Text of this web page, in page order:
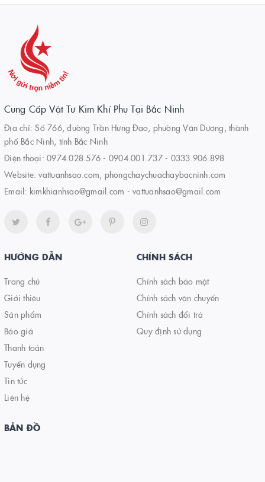
Cung Cấp Vật Tư Kim Khí Phụ Tại Bắc Ninh
Địa chỉ: Số 766, đường Trần Hưng Đạo, phường Vân Dương, thành
phố Bắc Ninh, tỉnh Bắc Ninh
Điện thoại: 0974.028.576 - 0904.001.737- 0333.906.898
Website:vattuanhsao.com, phongchaychuachaybacninh.com
Email: kimkhianhsao@gmail.com - vattuanhsao@gmail.com
HƯỚNG DẪN
Trang chủ
Giới thiệu
Sản phẩm
Báo giá
Thanh toán
Tuyển dụng
Tin tức
Liên hệ
CHÍNH SÁCH
Chính sách bảo mật
Chính sách vận chuyển
Chính sách đổi trả
Quy định sử dụng
BẢN ĐỒ